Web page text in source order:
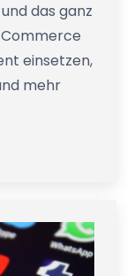
das ganz
einsetzen,
mehr